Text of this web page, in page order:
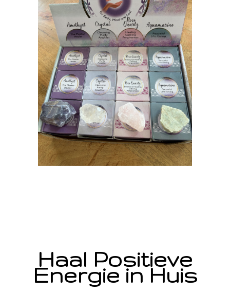
Haal Positieve
Energie in Huis